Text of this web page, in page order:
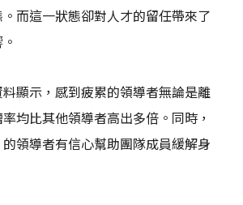
而這一狀態卻對人才的留任帶來了
顯示，感到疲累的領導者無論是離
均比其他領導者高出多倍。同時，
領導者有信心幫助團隊成員緩解身